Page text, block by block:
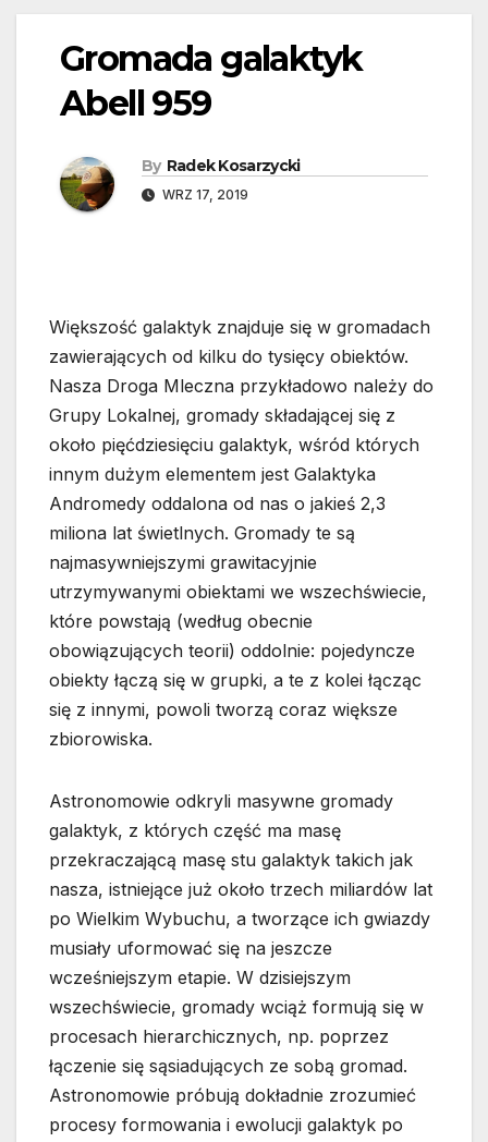
Gromada galaktyk
Abell 959
By Radek Kosarzycki
WRZ 17, 2019
Większość galaktyk znajduje się w gromadach
zawierających od kilku do tysięcy obiektów.
Nasza Droga Mleczna przykładowo należy do
Grupy Lokalnej, gromady składającej się z
około pięćdziesięciu galaktyk, wśród których
innym dużym elementem jest Galaktyka
Andromedy oddalona od nas o jakieś 2,3
miliona lat świetlnych. Gromady te są
najmasywniejszymi grawitacyjnie
utrzymywanymi obiektami we wszechświecie,
które powstają (według obecnie
obowiązujących teorii) oddolnie: pojedyncze
obiekty łączą się w grupki, a te z kolei łącząc
się z innymi, powoli tworzą coraz większe
zbiorowiska.
Astronomowie odkryli masywne gromady
galaktyk, z których część ma masę
przekraczającą masę stu galaktyk takich jak
nasza, istniejące już około trzech miliardów lat
po Wielkim Wybuchu, a tworzące ich gwiazdy
musiały uformować się na jeszcze
wcześniejszym etapie. W dzisiejszym
wszechświecie, gromady wciąż formują się w
procesach hierarchicznych, np. poprzez
łączenie się sąsiadujących ze sobą gromad.
Astronomowie próbują dokładnie zrozumieć
procesy formowania i ewolucji galaktyk po